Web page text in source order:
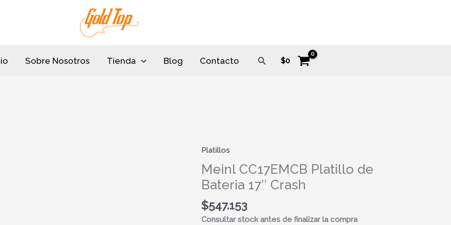
Sobre Nosotros Tienda Blog Contacto Buscar
$0
Platillos
Meinl CC17EMCB Platillo de
Bateria 17″ Crash
$547.153
Consultar stock antes de finalizar la compra
Meinl
CC17EMCB
Platillo
de
Bateria
17"